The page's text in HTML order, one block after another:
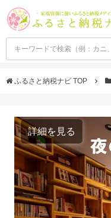
ふるさと納税ナビ TOP
詳細を見る